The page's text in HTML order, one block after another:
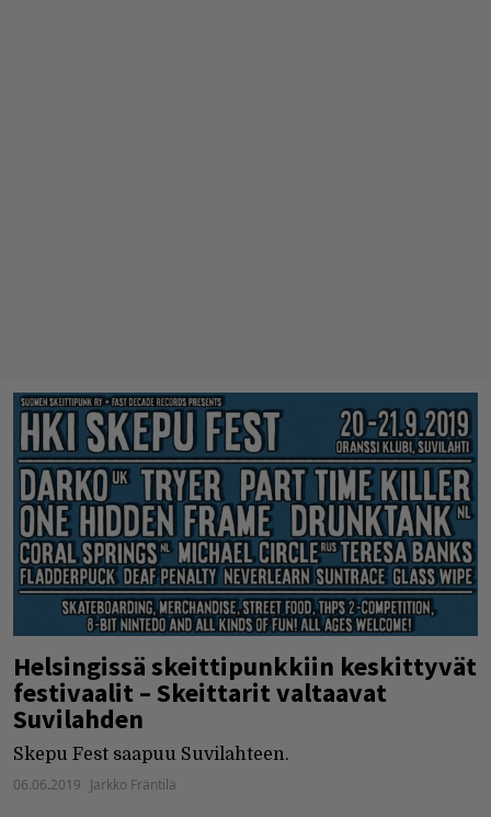
Helsingissä skeittipunkkiin keskittyvät
festivaalit – Skeittarit valtaavat
Suvilahden
Skepu Fest saapuu Suvilahteen.
06.06.2019 Jarkko Fräntilä